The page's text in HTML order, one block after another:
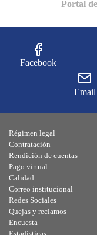
Portal
Facebook
Email
Régimen legal
Contratación
Rendición de cuentas
Pago virtual
Calidad
Correo institucional
Redes Sociales
Quejas y reclamos
Encuesta